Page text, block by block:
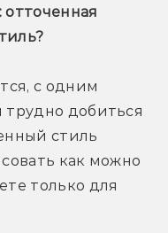
с одним
трудно добиться
стиль
как можно
только для